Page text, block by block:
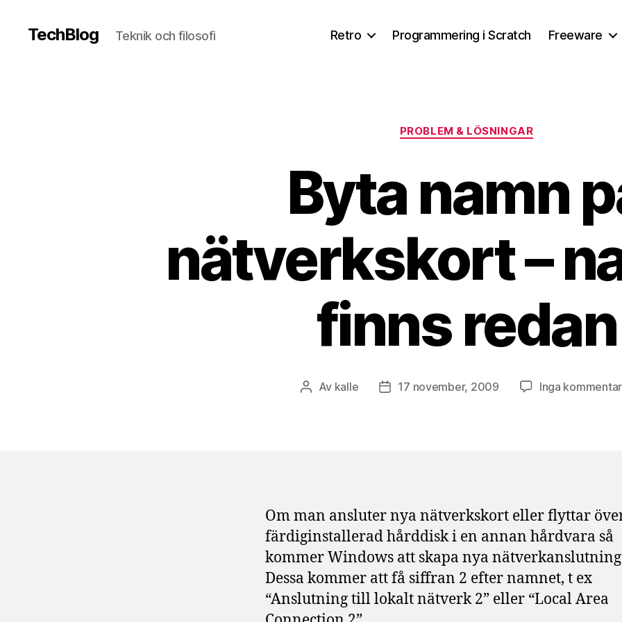
TechBlog Teknik och filosofi Retro Programmering i Scratch Freeware
Kategorier
PROBLEM & LÖSNINGAR
Byta namn
nätverkskort –
finns redan
Inläggsförfattare
Av kalle Inläggsdatum
17 november, 2009 Inga
Om man ansluter nya nätverkskort eller flyttar
färdiginstallerad hårddisk i en annan hårdvara så
kommer Windows att skapa nya
Dessa kommer att få siffran 2 efter namnet, t ex
“Anslutning till lokalt nätverk 2” eller “Local Area